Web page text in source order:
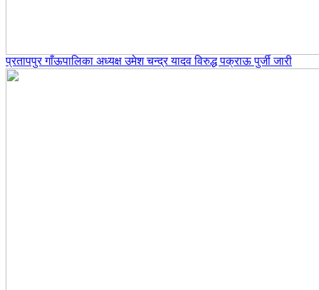
प्रतापपुर गाँऊपालिका अध्यक्ष उमेश चन्द्र यादव विरुद्ध पक्राऊ पुर्जी जारी